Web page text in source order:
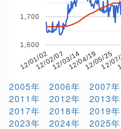
12/01/0212/02/0712/03/1412/04/1912/05/25
12/
1,600
1,700
2005年 2006年 2007年
2011年
2012年 2013年
2017年
2018年 2019年
2023年
2024年 2025年